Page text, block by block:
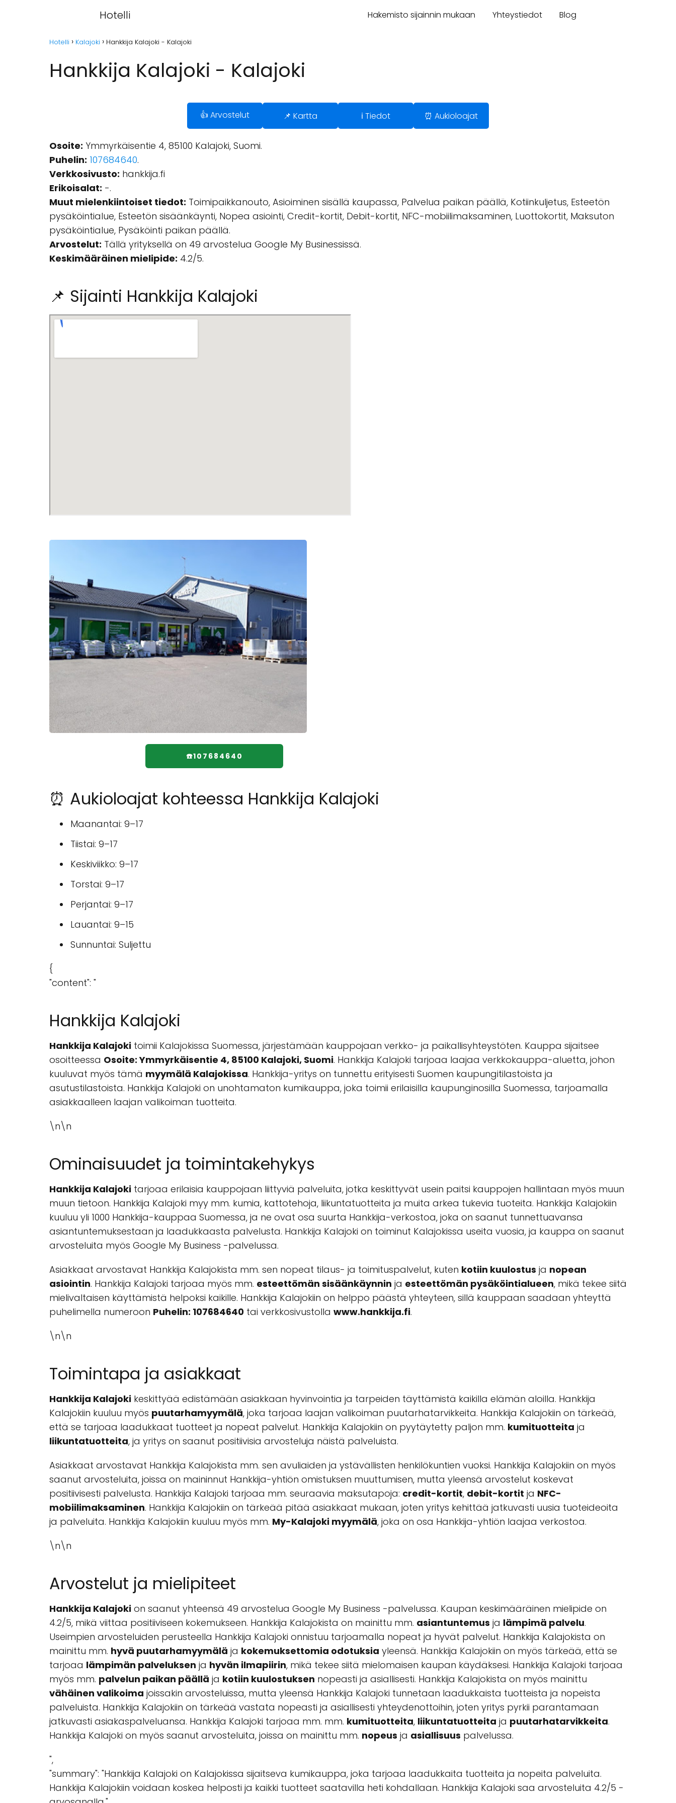
Hotelli Hakemisto sijainnin mukaan Yhteystiedot Blog
Hotelli Kalajoki Hankkija Kalajoki - Kalajoki
Hankkija Kalajoki - Kalajoki
👍 Arvostelut 📌 Kartta ℹ️ Tiedot ⏰ Aukioloajat
Osoite: Ymmyrkäisentie 4, 85100 Kalajoki, Suomi.
Puhelin: 107684640.
Verkkosivusto: hankkija.fi
Erikoisalat: -.
Muut mielenkiintoiset tiedot: Toimipaikkanouto, Asioiminen sisällä kaupassa, Palvelua paikan päällä, Kotiinkuljetus, Esteetön
pysäköintialue, Esteetön sisäänkäynti, Nopea asiointi, Credit-kortit, Debit-kortit, NFC-mobiilimaksaminen, Luottokortit, Maksuton
pysäköintialue, Pysäköinti paikan päällä.
Arvostelut: Tällä yrityksellä on 49 arvostelua Google My Businessissä.
Keskimääräinen mielipide: 4.2/5.
📌 Sijainti Hankkija Kalajoki
☎️107684640
⏰ Aukioloajat kohteessa Hankkija Kalajoki
Maanantai: 9–17
Tiistai: 9–17
Keskiviikko: 9–17
Torstai: 9–17
Perjantai: 9–17
Lauantai: 9–15
Sunnuntai: Suljettu
{
"content": "
Hankkija Kalajoki
Hankkija Kalajoki toimii Kalajokissa Suomessa, järjestämään kauppojaan verkko- ja paikallisyhteystöten. Kauppa sijaitsee
osoitteessa Osoite: Ymmyrkäisentie 4, 85100 Kalajoki, Suomi. Hankkija Kalajoki tarjoaa laajaa verkkokauppa-aluetta, johon
kuuluvat myös tämä myymälä Kalajokissa. Hankkija-yritys on tunnettu erityisesti Suomen kaupungitilastoista ja
asutustilastoista. Hankkija Kalajoki on unohtamaton kumikauppa, joka toimii erilaisilla kaupunginosilla Suomessa, tarjoamalla
asiakkaalleen laajan valikoiman tuotteita.
\n\n
Ominaisuudet ja toimintakehykys
Hankkija Kalajoki tarjoaa erilaisia kauppojaan liittyviä palveluita, jotka keskittyvät usein paitsi kauppojen hallintaan myös muun
muun tietoon. Hankkija Kalajoki myy mm. kumia, kattotehoja, liikuntatuotteita ja muita arkea tukevia tuoteita. Hankkija Kalajokiin
kuuluu yli 1000 Hankkija-kauppaa Suomessa, ja ne ovat osa suurta Hankkija-verkostoa, joka on saanut tunnettuavansa
asiantuntemuksestaan ja laadukkaasta palvelusta. Hankkija Kalajoki on toiminut Kalajokissa useita vuosia, ja kauppa on saanut
arvosteluita myös Google My Business -palvelussa.
Asiakkaat arvostavat Hankkija Kalajokista mm. sen nopeat tilaus- ja toimituspalvelut, kuten kotiin kuulostus ja nopean
asiointin. Hankkija Kalajoki tarjoaa myös mm. esteettömän sisäänkäynnin ja esteettömän pysäköintialueen, mikä tekee siitä
mielivaltaisen käyttämistä helpoksi kaikille. Hankkija Kalajokiin on helppo päästä yhteyteen, sillä kauppaan saadaan yhteyttä
puhelimella numeroon Puhelin: 107684640 tai verkkosivustolla www.hankkija.fi.
\n\n
Toimintapa ja asiakkaat
Hankkija Kalajoki keskittyää edistämään asiakkaan hyvinvointia ja tarpeiden täyttämistä kaikilla elämän aloilla. Hankkija
Kalajokiin kuuluu myös puutarhamyymälä, joka tarjoaa laajan valikoiman puutarhatarvikkeita. Hankkija Kalajokiin on tärkeää,
että se tarjoaa laadukkaat tuotteet ja nopeat palvelut. Hankkija Kalajokiin on pyytäytetty paljon mm. kumituotteita ja
liikuntatuotteita, ja yritys on saanut positiivisia arvosteluja näistä palveluista.
Asiakkaat arvostavat Hankkija Kalajokista mm. sen avuliaiden ja ystävällisten henkilökuntien vuoksi. Hankkija Kalajokiin on myös
saanut arvosteluita, joissa on maininnut Hankkija-yhtiön omistuksen muuttumisen, mutta yleensä arvostelut koskevat
positiivisesti palvelusta. Hankkija Kalajoki tarjoaa mm. seuraavia maksutapoja: credit-kortit, debit-kortit ja NFC-
mobiilimaksaminen. Hankkija Kalajokiin on tärkeää pitää asiakkaat mukaan, joten yritys kehittää jatkuvasti uusia tuoteideoita
ja palveluita. Hankkija Kalajokiin kuuluu myös mm. My-Kalajoki myymälä, joka on osa Hankkija-yhtiön laajaa verkostoa.
\n\n
Arvostelut ja mielipiteet
Hankkija Kalajoki on saanut yhteensä 49 arvostelua Google My Business -palvelussa. Kaupan keskimääräinen mielipide on
4.2/5, mikä viittaa positiiviseen kokemukseen. Hankkija Kalajokista on mainittu mm. asiantuntemus ja lämpimä palvelu.
Useimpien arvosteluiden perusteella Hankkija Kalajoki onnistuu tarjoamalla nopeat ja hyvät palvelut. Hankkija Kalajokista on
mainittu mm. hyvä puutarhamyymälä ja kokemuksettomia odotuksia yleensä. Hankkija Kalajokiin on myös tärkeää, että se
tarjoaa lämpimän palveluksen ja hyvän ilmapiirin, mikä tekee siitä mielomaisen kaupan käydäksesi. Hankkija Kalajoki tarjoaa
myös mm. palvelun paikan päällä ja kotiin kuulostuksen nopeasti ja asiallisesti. Hankkija Kalajokista on myös mainittu
vähäinen valikoima joissakin arvosteluissa, mutta yleensä Hankkija Kalajoki tunnetaan laadukkaista tuotteista ja nopeista
palveluista. Hankkija Kalajokiin on tärkeää vastata nopeasti ja asiallisesti yhteydenottoihin, joten yritys pyrkii parantamaan
jatkuvasti asiakaspalveluansa. Hankkija Kalajoki tarjoaa mm. mm. kumituotteita, liikuntatuotteita ja puutarhatarvikkeita.
Hankkija Kalajoki on myös saanut arvosteluita, joissa on mainittu mm. nopeus ja asiallisuus palvelussa.
",
"summary": "Hankkija Kalajoki on Kalajokissa sijaitseva kumikauppa, joka tarjoaa laadukkaita tuotteita ja nopeita palveluita.
Hankkija Kalajokiin voidaan koskea helposti ja kaikki tuotteet saatavilla heti kohdallaan. Hankkija Kalajoki saa arvosteluita 4.2/5 -